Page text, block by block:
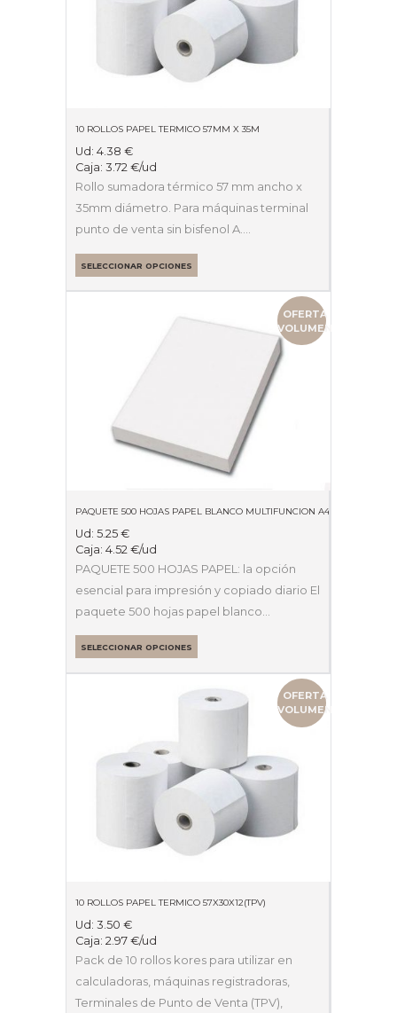
10 ROLLOS PAPEL TERMICO 57MM X 35M
Ud: 4.38 €
Caja: 3.72 €/ud
Rollo sumadora térmico 57 mm ancho x
35mm diámetro. Para máquinas terminal
punto de venta sin bisfenol A.…
SELECCIONAR OPCIONES
OFERTA
VOLUMEN
PAQUETE 500 HOJAS PAPEL BLANCO MULTIFUNCION A4 8O GRAMOS
Ud: 5.25 €
Caja: 4.52 €/ud
PAQUETE 500 HOJAS PAPEL: la opción
esencial para impresión y copiado diario El
paquete 500 hojas papel blanco…
SELECCIONAR OPCIONES
OFERTA
VOLUMEN
10 ROLLOS PAPEL TERMICO 57X30X12(TPV)
Ud: 3.50 €
Caja: 2.97 €/ud
Pack de 10 rollos kores para utilizar en
calculadoras, máquinas registradoras,
Terminales de Punto de Venta (TPV),